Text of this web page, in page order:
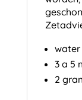
water
3 a 5
2